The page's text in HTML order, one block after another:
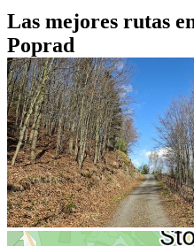
Las mejores rutas
Poprad